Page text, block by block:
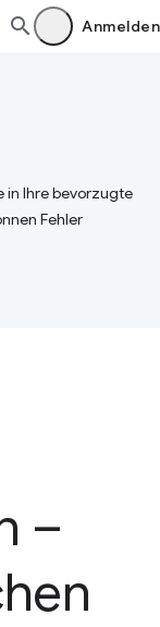
Anmelden
in Ihre bevorzugte
Fehler
–